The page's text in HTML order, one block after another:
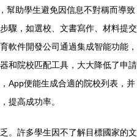
幫助學生避免因信息不對稱而導致
驟，如選校、文書寫作、材料提交
軟件開發公司通過集成智能功能，
和院校匹配工具，大大降低了申請
App便能生成合適的院校列表，并
提高成功率。
。許多學生因不了解目標國家的文